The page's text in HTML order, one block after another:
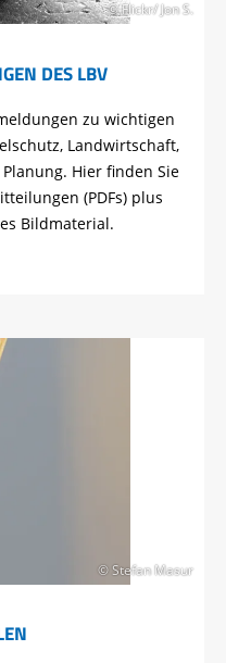
© Flickr/ Jon S.
DES LBV
zu wichtigen
Landwirtschaft,
Hier finden Sie
(PDFs) plus
Bildmaterial.
© Stefan Masur